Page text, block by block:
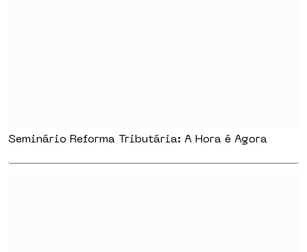
Seminário Reforma Tributária: A Hora é Agora